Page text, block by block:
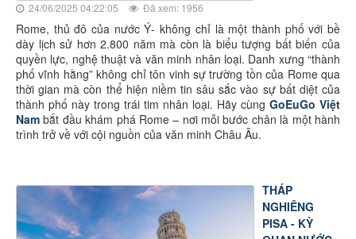
24/06/2025 04:22:05 Đã xem: 1956
Rome, thủ đô của nước Ý- không chỉ là một thành phố với bề
dày lịch sử hơn 2.800 năm mà còn là biểu tượng bất biến của
quyền lực, nghệ thuật và văn minh nhân loại. Danh xưng “thành
phố vĩnh hằng” không chỉ tôn vinh sự trường tồn của Rome qua
thời gian mà còn thể hiện niềm tin sâu sắc vào sự bất diệt của
thành phố này trong trái tim nhân loại. Hãy cùng GoEuGo Việt
Nam bắt đầu khám phá Rome – nơi mỗi bước chân là một hành
trình trở về với cội nguồn của văn minh Châu Âu.
THÁP
NGHIÊNG
PISA - KỲ